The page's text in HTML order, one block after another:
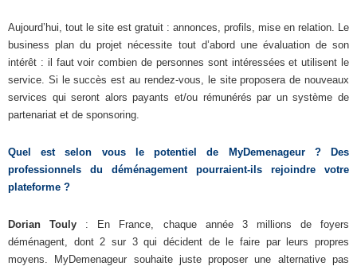
Aujourd’hui, tout le site est gratuit : annonces, profils, mise en relation. Le
business plan du projet nécessite tout d’abord une évaluation de son
intérêt : il faut voir combien de personnes sont intéressées et utilisent le
service. Si le succès est au rendez-vous, le site proposera de nouveaux
services qui seront alors payants et/ou rémunérés par un système de
partenariat et de sponsoring.
Quel est selon vous le potentiel de MyDemenageur ? Des
professionnels du déménagement pourraient-ils rejoindre votre
plateforme ?
Dorian Touly : En France, chaque année 3 millions de foyers
déménagent, dont 2 sur 3 qui décident de le faire par leurs propres
moyens. MyDemenageur souhaite juste proposer une alternative pas